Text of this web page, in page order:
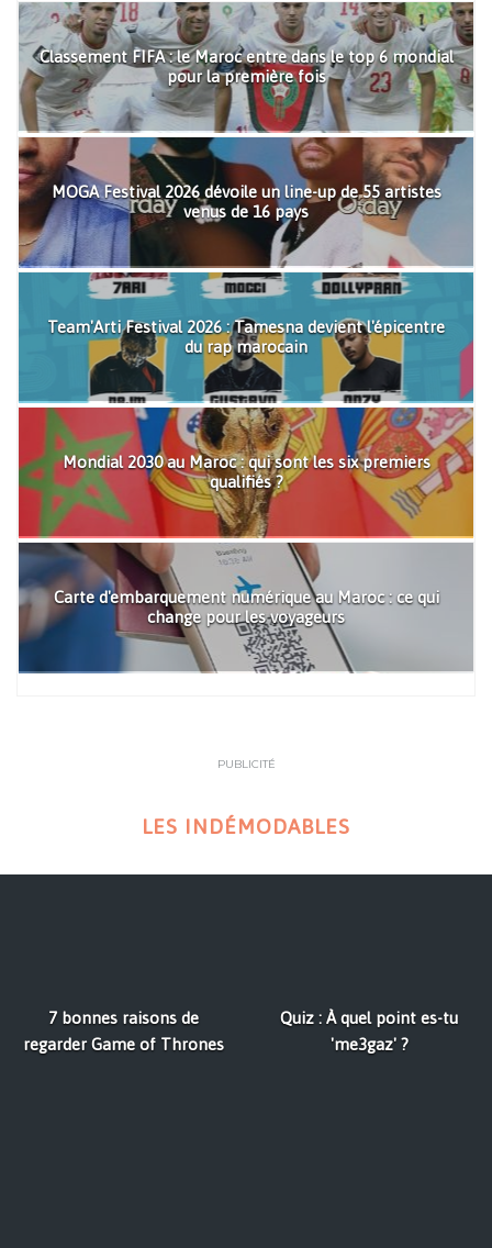
Classement FIFA : le Maroc entre dans le top 6 mondial
pour la première fois
MOGA Festival 2026 dévoile un line-up de 55 artistes
venus de 16 pays
Team'Arti Festival 2026 : Tamesna devient l'épicentre
du rap marocain
Mondial 2030 au Maroc : qui sont les six premiers
qualifiés ?
Carte d'embarquement numérique au Maroc : ce qui
change pour les voyageurs
PUBLICITÉ
LES INDÉMODABLES
7 bonnes raisons de
regarder Game of Thrones
Quiz : À quel point es-tu
'me3gaz' ?